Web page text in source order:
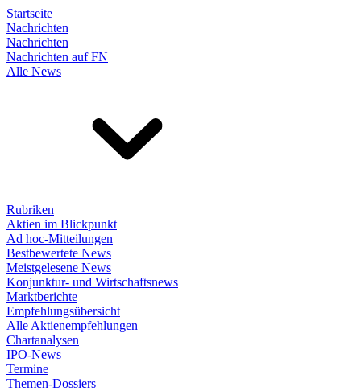
Startseite
Nachrichten
Nachrichten
Nachrichten auf FN
Alle News
Rubriken
Aktien im Blickpunkt
Ad hoc-Mitteilungen
Bestbewertete News
Meistgelesene News
Konjunktur- und Wirtschaftsnews
Marktberichte
Empfehlungsübersicht
Alle Aktienempfehlungen
Chartanalysen
IPO-News
Termine
Themen-Dossiers